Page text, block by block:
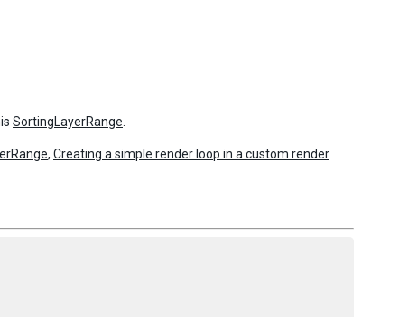
SortingLayerRange
, Creating a simple render loop in a custom render